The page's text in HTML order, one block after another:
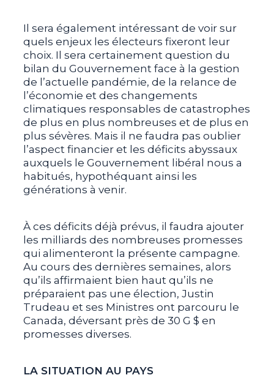
Il sera également intéressant de voir sur
quels enjeux les électeurs fixeront leur
choix. Il sera certainement question du
bilan du Gouvernement face à la gestion
de l’actuelle pandémie, de la relance de
l’économie et des changements
climatiques responsables de catastrophes
de plus en plus nombreuses et de plus en
plus sévères. Mais il ne faudra pas oublier
l’aspect financier et les déficits abyssaux
auxquels le Gouvernement libéral nous a
habitués, hypothéquant ainsi les
générations à venir.
À ces déficits déjà prévus, il faudra ajouter
les milliards des nombreuses promesses
qui alimenteront la présente campagne.
Au cours des dernières semaines, alors
qu’ils affirmaient bien haut qu’ils ne
préparaient pas une élection, Justin
Trudeau et ses Ministres ont parcouru le
Canada, déversant près de 30 G $ en
promesses diverses.
LA SITUATION AU PAYS